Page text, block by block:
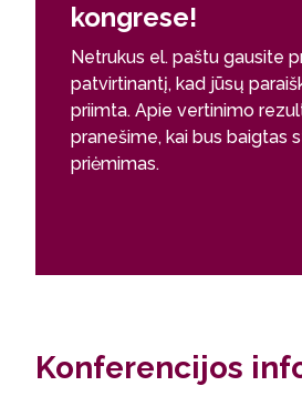
kongrese!
Netrukus el. paštu gausite
patvirtinantį, kad jūsų
priimta. Apie vertinimo
pranešime, kai bus baigtas
priėmimas.
Konferencijos